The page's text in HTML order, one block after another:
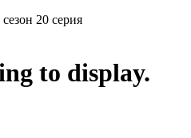
20 серия
to display.